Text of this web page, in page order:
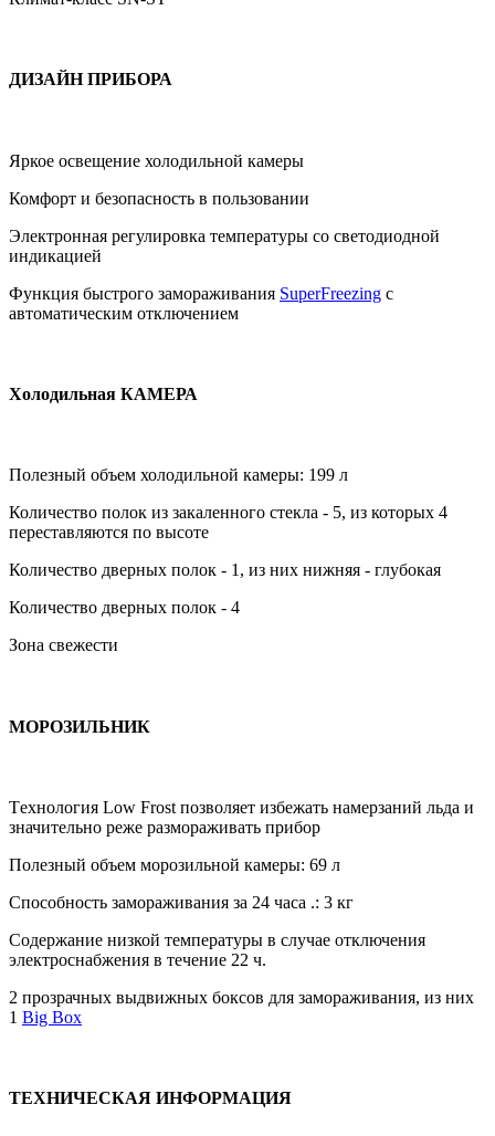
ДИЗАЙН ПРИБОРА
Яркое освещение холодильной камеры
Комфорт и безопасность в пользовании
Электронная регулировка температуры со светодиодной
индикацией
Функция быстрого замораживания SuperFreezing с
автоматическим отключением
Холодильная КАМЕРА
Полезный объем холодильной камеры: 199 л
Количество полок из закаленного стекла - 5, из которых 4
переставляются по высоте
Количество дверных полок - 1, из них нижняя - глубокая
Количество дверных полок - 4
Зона свежести
МОРОЗИЛЬНИК
Tехнология Low Frost позволяет избежать намерзаний льда и
значительно реже размораживать прибор
Полезный объем морозильной камеры: 69 л
Способность замораживания за 24 часа .: 3 кг
Содержание низкой температуры в случае отключения
электроснабжения в течение 22 ч.
2 прозрачных выдвижных боксов для замораживания, из них
1 Big Box
ТЕХНИЧЕСКАЯ ИНФОРМАЦИЯ